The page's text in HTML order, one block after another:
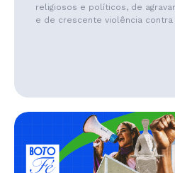
religiosos e políticos, de
e de crescente violência contra